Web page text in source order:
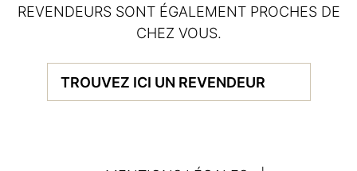
REVENDEURS SONT ÉGALEMENT PROCHES DE
CHEZ VOUS.
TROUVEZ ICI UN REVENDEUR